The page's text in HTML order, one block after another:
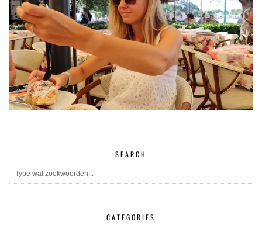
SEARCH
CATEGORIES